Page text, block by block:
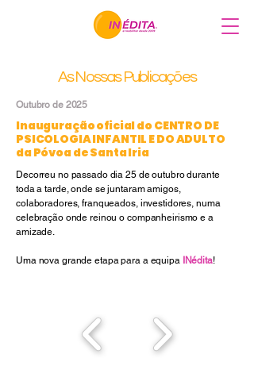
As Nossas Publicações
Outubro de 2025
Inauguração oficial do CENTRO DE
PSICOLOGIA INFANTIL E DO ADULTO
da Póvoa de Santa Iria
Decorreu no passado dia 25 de outubro durante
toda a tarde, onde se juntaram amigos,
colaboradores, franqueados, investidores, numa
celebração onde reinou o companheirismo e a
amizade.
Uma nova grande etapa para a equipa INédita!